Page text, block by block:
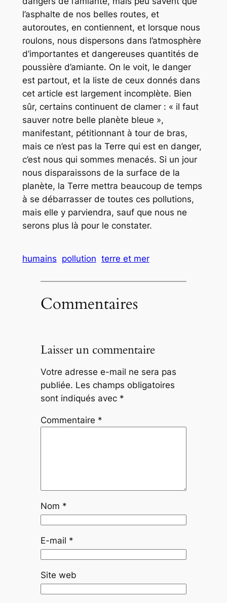
l’asphalte de nos belles routes, et
autoroutes, en contiennent, et lorsque nous
roulons, nous dispersons dans l’atmosphère
d’importantes et dangereuses quantités de
poussière d’amiante. On le voit, le danger
est partout, et la liste de ceux donnés dans
cet article est largement incomplète. Bien
sûr, certains continuent de clamer : « il faut
sauver notre belle planète bleue »,
manifestant, pétitionnant à tour de bras,
mais ce n’est pas la Terre qui est en danger,
c’est nous qui sommes menacés. Si un jour
nous disparaissons de la surface de la
planète, la Terre mettra beaucoup de temps
à se débarrasser de toutes ces pollutions,
mais elle y parviendra, sauf que nous ne
serons plus là pour le constater.
humains pollution terre et mer
Commentaires
Laisser un commentaire
Votre adresse e-mail ne sera pas
publiée. Les champs obligatoires
sont indiqués avec *
Commentaire *
Nom *
E-mail *
Site web